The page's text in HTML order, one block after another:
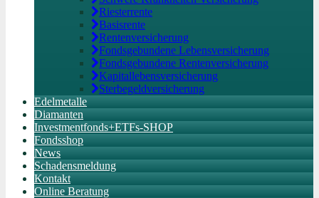
Riesterrente
Basisrente
Rentenversicherung
Fondsgebundene Lebensversicherung
Fondsgebundene Rentenversicherung
Kapitallebensversicherung
Sterbegeldversicherung
Edelmetalle
Diamanten
Investmentfonds+ETFs-SHOP
Fondsshop
News
Schadensmeldung
Kontakt
Online Beratung